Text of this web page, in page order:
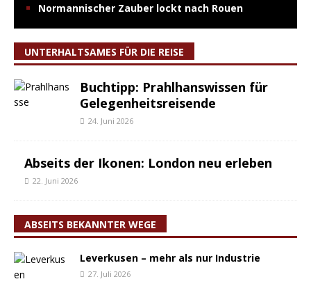
Normannischer Zauber lockt nach Rouen
UNTERHALTSAMES FÜR DIE REISE
Buchtipp: Prahlhanswissen für
Gelegenheitsreisende
24. Juni 2026
Abseits der Ikonen: London neu erleben
22. Juni 2026
ABSEITS BEKANNTER WEGE
Leverkusen – mehr als nur Industrie
27. Juli 2026